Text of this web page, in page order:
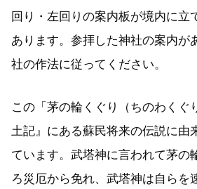
回り・左回りの案内板が境内に立
あります。参拝した神社の案内が
社の作法に従ってください。
この「茅の輪くぐり（ちのわくぐ
土記』にある蘇民将来の伝説に由
ています。武塔神に言われて茅の
ろ災厄から免れ、武塔神は自らを